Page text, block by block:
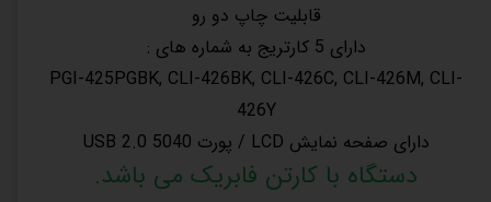
قابلیت چاپ دو رو
دارای 5 کارتریج به شماره های :
PGI-425PGBK, CLI-426BK, CLI-426C, CLI-426M, CLI-
426Y
دارای صفحه نمایش LCD / پورت USB 2.0 5040
دستگاه با کارتن فابریک می باشد.